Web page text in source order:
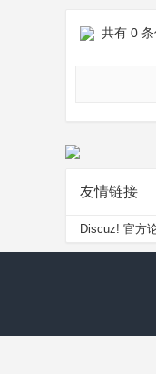
共有 0 条
友情链接
Discuz! 官方